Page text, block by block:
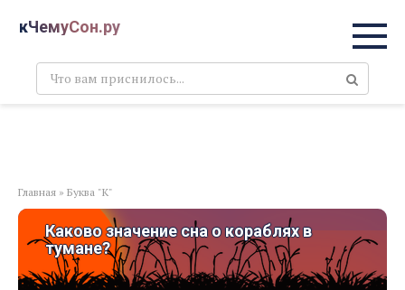
кЧемуСон.ру
Поиск:
Главная » Буква "К"
Каково значение сна о кораблях в
тумане?